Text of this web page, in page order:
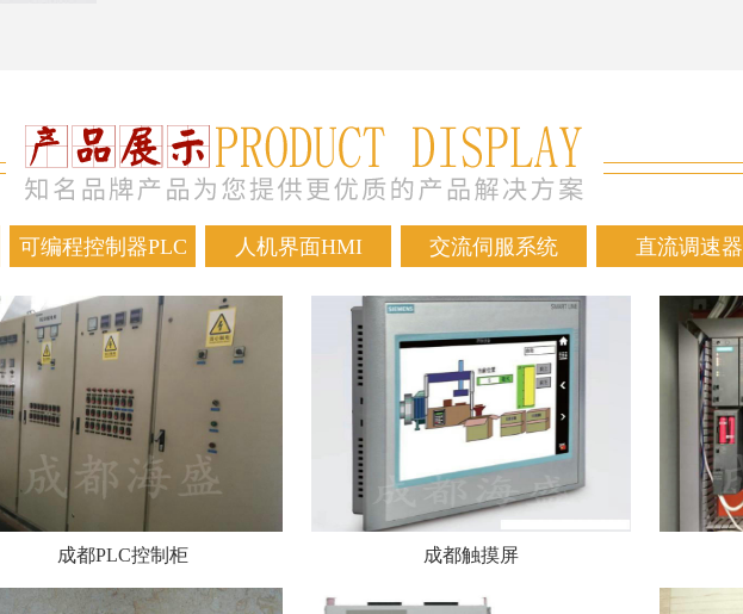
可编程控制器PLC 人机界面HMI 交流伺服系统 直流调速器
成都PLC控制柜 成都触摸屏